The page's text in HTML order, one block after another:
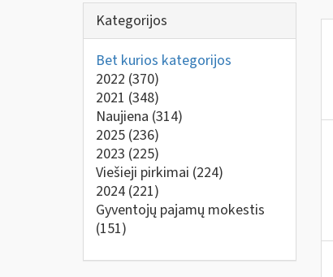
Kategorijos
Bet kurios kategorijos
2022 (370)
2021 (348)
Naujiena (314)
2025 (236)
2023 (225)
Viešieji pirkimai (224)
2024 (221)
Gyventojų pajamų mokestis
(151)